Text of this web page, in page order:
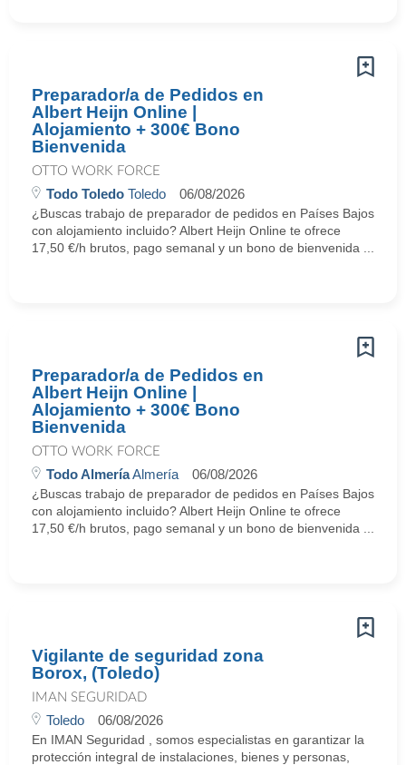
Preparador/a de Pedidos en
Albert Heijn Online |
Alojamiento + 300€ Bono
Bienvenida
OTTO WORK FORCE
Todo Toledo Toledo 06/08/2026
¿Buscas trabajo de preparador de pedidos en Países Bajos
con alojamiento incluido? Albert Heijn Online te ofrece
17,50 €/h brutos, pago semanal y un bono de bienvenida ...
Preparador/a de Pedidos en
Albert Heijn Online |
Alojamiento + 300€ Bono
Bienvenida
OTTO WORK FORCE
Todo AlmeríaAlmería 06/08/2026
¿Buscas trabajo de preparador de pedidos en Países Bajos
con alojamiento incluido? Albert Heijn Online te ofrece
17,50 €/h brutos, pago semanal y un bono de bienvenida ...
Vigilante de seguridad zona
Borox, (Toledo)
IMAN SEGURIDAD
Toledo 06/08/2026
En IMAN Seguridad , somos especialistas en garantizar la
protección integral de instalaciones, bienes y personas,